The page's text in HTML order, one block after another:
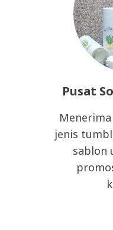
Pusat
jenis
sablon